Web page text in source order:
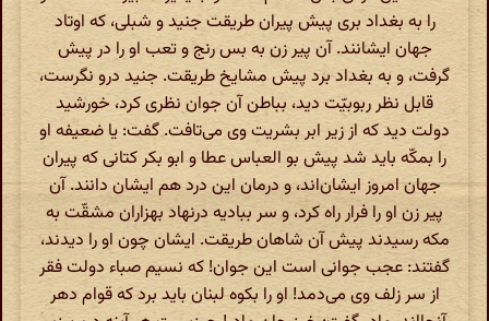
را به بغداد بری پیش پیران طریقت جنید و شبلی، که اوتاد
جهان ایشانند. آن پیر زن به بس رنج و تعب او را در پیش
گرفت، و به بغداد برد پیش مشایخ طریقت. جنید درو نگرست،
قابل نظر ربوبیّت دید، بباطن آن جوان نظری کرد، خورشید
دولت دید که از زیر ابر بشریت وی می‌تافت. گفت: یا ضعیفه او
را بمکّه باید شد پیش بو العباس عطا و ابو بکر کتانی که پیران
جهان امروز ایشان‌اند، و درمان این درد هم ایشان دانند. آن
پیر زن او را فرار راه کرد، و سر ببادیه درنهاد بهزاران مشقّت به
مکه رسیدند پیش آن شاهان طریقت. ایشان چون او را دیدند،
گفتند: عجب جوانی است این جوان! که نسیم صباء دولت فقر
از سر زلف وی می‌دمد! او را بکوه لبنان باید برد که قوام دهر